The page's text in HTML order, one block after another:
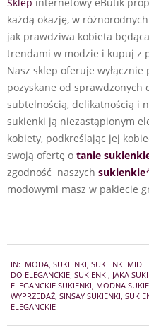
każdą okazję, w
jak prawdziwa kobieta
trendami w modzie i kupuj z
Nasz sklep oferuje
pozyskane od sprawdzonych
subtelnością, delikatnością i
sukienki ją niezastąpionym
kobiety, podkreślając jej
swoją ofertę o tanie
zgodność naszych sukienkie
modowymi masz w pakiecie
08-
13
IN: MODA SUKIENKI SUKIENKI MIDI
DO ELEGANCKIEJ SUKIENKI JAKA
ELEGANCKIE SUKIENKI MODNA
WYPRZEDAŻ SINSAY SUKIENKI
ELEGANCKIE